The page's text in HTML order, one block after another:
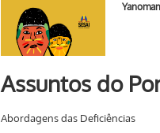
Assuntos do
Abordagens das Deficiências